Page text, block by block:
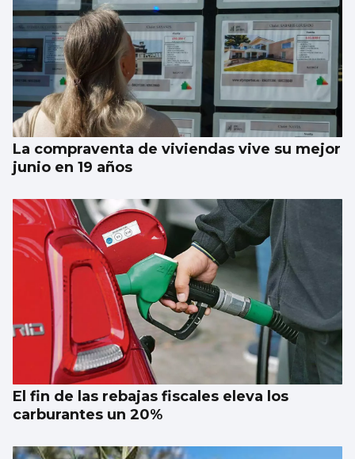
La compraventa de viviendas vive su mejor
junio en 19 años
El fin de las rebajas fiscales eleva los
carburantes un 20%